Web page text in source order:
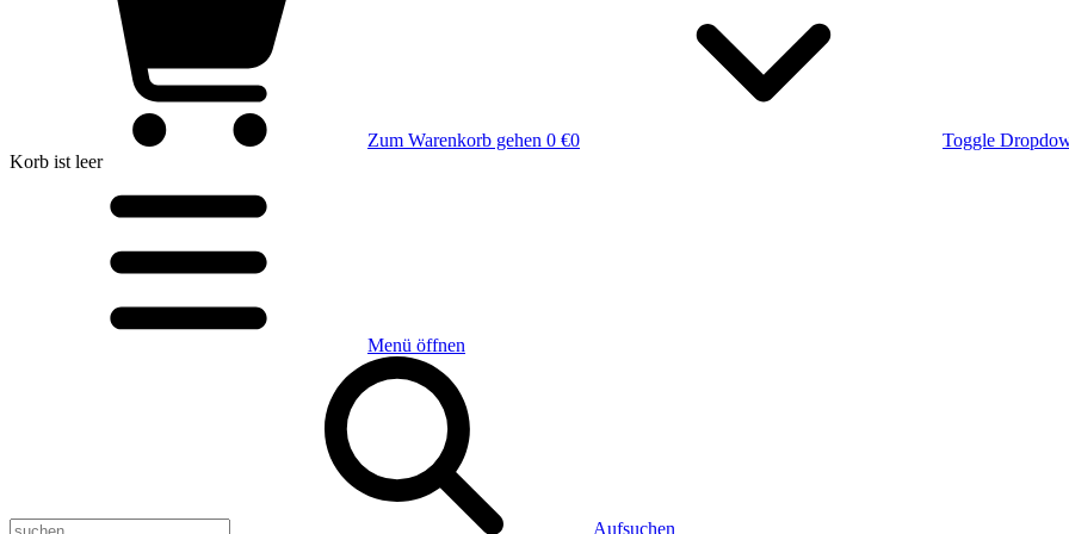
Zum Warenkorb gehen 0 €0
Toggle
Korb ist leer
Menü öffnen
Aufsuchen